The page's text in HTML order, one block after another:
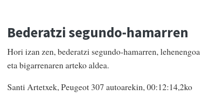
Bederatzi segundo-hamarren
Hori izan zen, bederatzi segundo-hamarren, lehenengoa
eta bigarrenaren arteko aldea.
Santi Artetxek, Peugeot 307 autoarekin, 00:12:14,2ko